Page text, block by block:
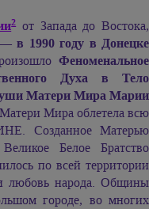
2от Запада до Востока,
—в 1990 году в Донецке
Феноменальное
Духа в Тело
Матери Мира Марии
Мира облетела всю
Созданное Матерью
Белое Братство
по всей территории
любовь народа. Общины
городе, во многих